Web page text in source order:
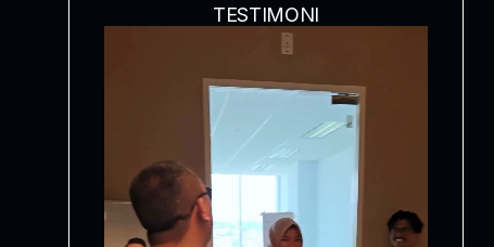
TESTIMONI